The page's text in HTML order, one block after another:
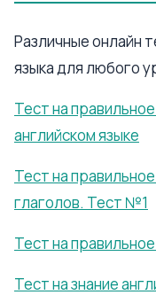
Различные онлайн
языка для любого
Тест на
английском языке
Тест на
глаголов. Тест №1
Тест на
Тест на знание